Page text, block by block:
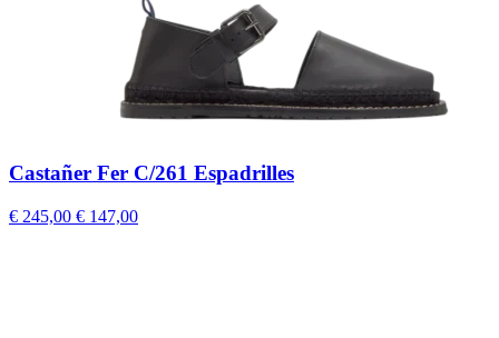
Castañer Fer C/261 Espadrilles
€ 245,00 € 147,00